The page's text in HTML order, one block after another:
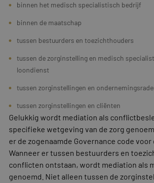
binnen het medisch specialistisch bedrijf
binnen de maatschap
tussen bestuurders en toezichthouders
tussen de zorginstelling en medisch
loondienst
tussen zorginstellingen en
tussen zorginstellingen en cliënten
Gelukkig wordt mediation als
specifieke wetgeving van de zorg
er de zogenaamde Governance code voor
Wanneer er tussen bestuurders en
conflicten ontstaan, wordt mediation als
genoemd. Niet alleen tussen de